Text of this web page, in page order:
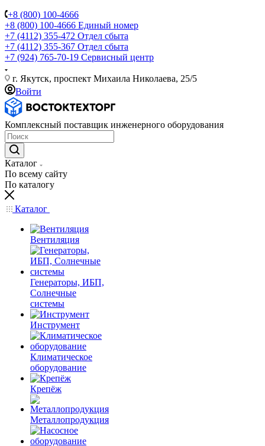
+8 (800) 100-4666
+8 (800) 100-4666 Единый номер
+7 (4112) 355-472 Отдел сбыта
+7 (4112) 355-367 Отдел сбыта
+7 (924) 765-70-19 Сервисный центр
г. Якутск, проспект Михаила Николаева, 25/5
Войти
Комплексный поставщик инженерного оборудования
Каталог
По всему сайту
По каталогу
Каталог
Вентиляция
Генераторы, ИБП,
Солнечные
системы
Инструмент
Климатическое
оборудование
Крепёж
Металлопродукция